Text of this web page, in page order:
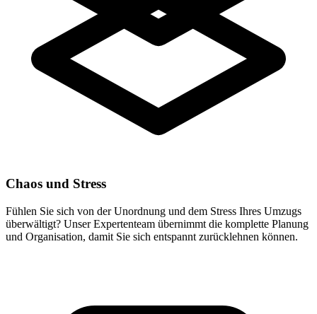
Chaos und Stress
Fühlen Sie sich von der Unordnung und dem Stress Ihres Umzugs
überwältigt? Unser Expertenteam übernimmt die komplette Planung
und Organisation, damit Sie sich entspannt zurücklehnen können.